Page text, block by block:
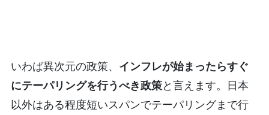
いわば異次元の政策、 インフレが始まったらすぐ
にテーパリングを行うべき政策と言えます。日本
以外はある程度短いスパンでテーパリングまで行